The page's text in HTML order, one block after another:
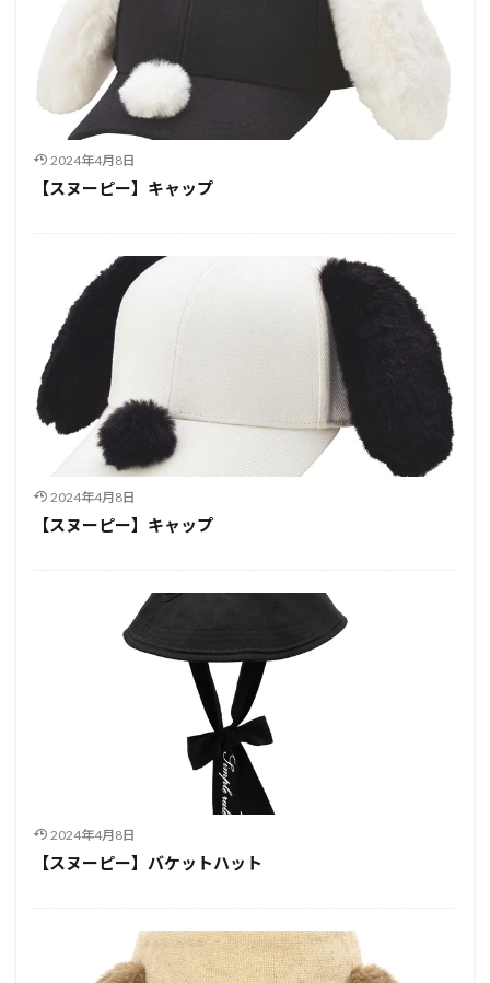
2024年4月8日
【スヌーピー】キャップ
2024年4月8日
【スヌーピー】キャップ
2024年4月8日
【スヌーピー】バケットハット